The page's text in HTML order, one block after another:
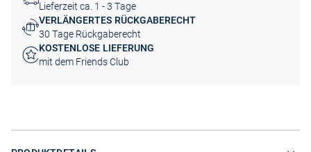
Lieferzeit ca. 1 - 3 Tage
VERLÄNGERTES RÜCKGABERECHT
30 Tage Rückgaberecht
KOSTENLOSE LIEFERUNG
mit dem Friends Club